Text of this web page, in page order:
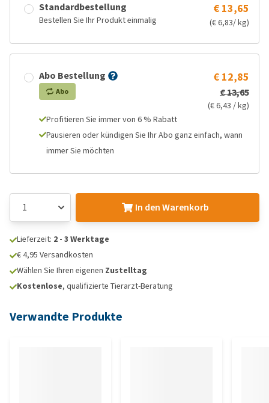
Standardbestellung
Bestellen Sie Ihr Produkt einmalig
€ 13,65
(€ 6,83/ kg)
Abo Bestellung
Abo
€ 12,85
€ 13,65
(€ 6,43 / kg)
Profitieren Sie immer von 6 % Rabatt
Pausieren oder kündigen Sie Ihr Abo ganz einfach, wann
immer Sie möchten
In den Warenkorb
Lieferzeit: 2 - 3 Werktage
€ 4,95 Versandkosten
Wählen Sie Ihren eigenen Zustelltag
Kostenlose, qualifizierte Tierarzt-Beratung
Verwandte Produkte